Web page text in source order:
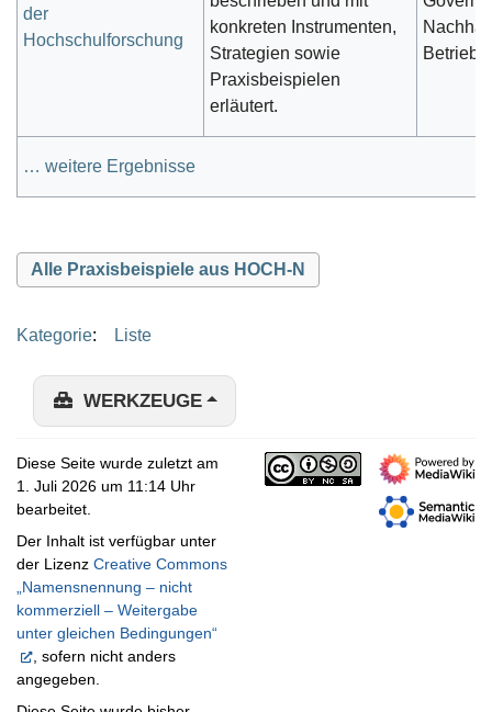
der
Hochschulforschung
konkreten Instrumenten,
Strategien sowie
Praxisbeispielen
erläutert.
Betrieb
… weitere Ergebnisse
Alle Praxisbeispiele aus HOCH-N
Kategorie: Liste
WERKZEUGE
Diese Seite wurde zuletzt am
1. Juli 2026 um 11:14 Uhr
bearbeitet.
Der Inhalt ist verfügbar unter
der Lizenz Creative Commons
„Namensnennung – nicht
kommerziell – Weitergabe
unter gleichen Bedingungen“
, sofern nicht anders
angegeben.